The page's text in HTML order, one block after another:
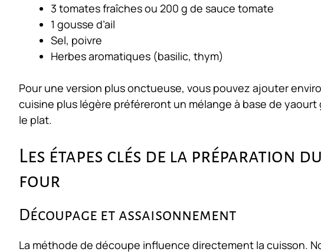
3 tomates fraîches ou 200 g de sauce tomate
1 gousse d’ail
Sel, poivre
Herbes aromatiques (basilic, thym)
Pour une version plus onctueuse, vous pouvez ajouter
cuisine plus légère préféreront un mélange à base de
le plat.
Les étapes clés de la préparation
four
Découpage et assaisonnement
La méthode de découpe influence directement la cuisson.